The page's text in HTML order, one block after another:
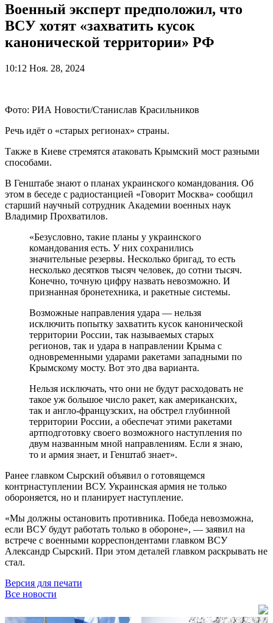
Военный эксперт предположил, что
ВСУ хотят «захватить кусок
канонической территории» РФ
10:12 Ноя. 28, 2024
Фото: РИА Новости/Станислав Красильников
Речь идёт о «старых регионах» страны.
Также в Киеве стремятся атаковать Крымский мост разными
способами.
В Генштабе знают о планах украинского командования. Об
этом в беседе с радиостанцией «Говорит Москва» сообщил
старший научный сотрудник Академии военных наук
Владимир Прохватилов.
«Безусловно, такие планы у украинского
командования есть. У них сохранились
значительные резервы. Несколько бригад, то есть
несколько десятков тысяч человек, до сотни тысяч.
Конечно, точную цифру назвать невозможно. И
признанная бронетехника, и ракетные системы.
Возможные направления удара — нельзя
исключить попытку захватить кусок канонической
территории России, так называемых старых
регионов, так и удара в направлении Крыма с
одновременными ударами ракетами западными по
Крымскому мосту. Вот это два варианта.
Нельзя исключать, что они не будут расходовать не
такое уж большое число ракет, как американских,
так и англо-французских, на обстрел глубинной
территории России, а обеспечат этими ракетами
артподготовку своего возможного наступления по
двум названным мной направлениям. Если я знаю,
то и армия знает, и Генштаб знает».
Ранее главком Сырский объявил о готовящемся
контрнаступлении ВСУ. Украинская армия не только
обороняется, но и планирует наступление.
«Мы должны остановить противника. Победа невозможна,
если ВСУ будут работать только в обороне», — заявил на
встрече с военными корреспондентами главком ВСУ
Александр Сырский. При этом деталей главком раскрывать не
стал.
Версия для печати
Все новости